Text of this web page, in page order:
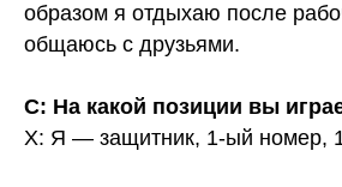
образом я отдыхаю после
общаюсь с друзьями.
С: На какой позиции вы
Х: Я — защитник, 1-ый номер,